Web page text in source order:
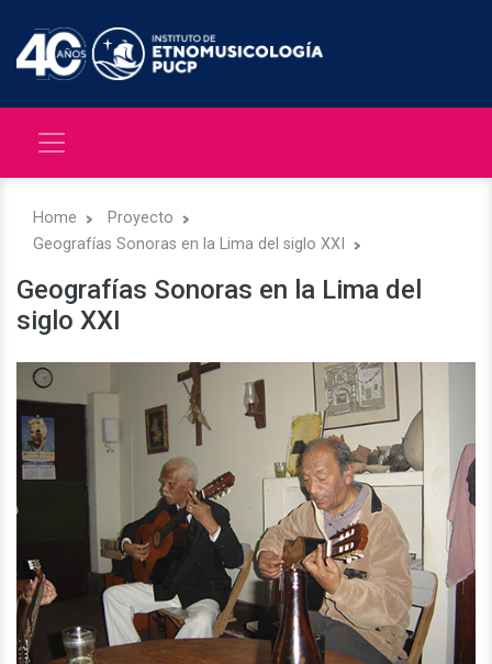
Home
Proyecto
Geografías Sonoras en la Lima del siglo XXI
Geografías Sonoras en la Lima del
siglo XXI